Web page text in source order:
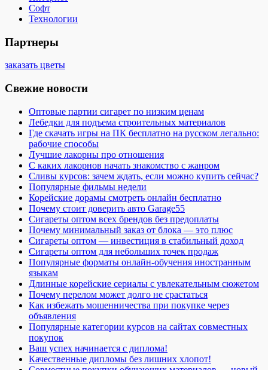
Софт
Технологии
Партнеры
заказать цветы
Свежие новости
Оптовые партии сигарет по низким ценам
Лебедки для подъема строительных материалов
Где скачать игры на ПК бесплатно на русском легально:
рабочие способы
Лучшие лакорны про отношения
С каких лакорнов начать знакомство с жанром
Сливы курсов: зачем ждать, если можно купить сейчас?
Популярные фильмы недели
Корейские дорамы смотреть онлайн бесплатно
Почему стоит доверить авто Garage55
Сигареты оптом всех брендов без предоплаты
Почему минимальный заказ от блока — это плюс
Сигареты оптом — инвестиция в стабильный доход
Сигареты оптом для небольших точек продаж
Популярные форматы онлайн-обучения иностранным
языкам
Длинные корейские сериалы с увлекательным сюжетом
Почему перелом может долго не срастаться
Как избежать мошенничества при покупке через
объявления
Популярные категории курсов на сайтах совместных
покупок
Ваш успех начинается с диплома!
Качественные дипломы без лишних хлопот!